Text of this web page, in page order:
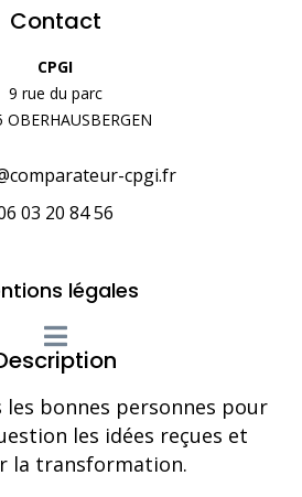
Contact
CPGI
9 rue du parc
OBERHAUSBERGEN
cpgi.fr
03 20 84 56
légales
les bonnes personnes pour
les idées reçues et
la transformation.